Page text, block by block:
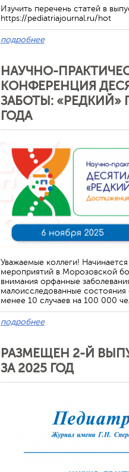
Изучить перечень статей в
https://pediatriajournal.ru/hot
подробнее
НАУЧНО-
КОНФЕРЕНЦИЯ
ЗАБОТЫ: «РЕДКИЙ»
ГОДА
Уважаемые коллеги!
мероприятий в Морозовской
внимания орфанные
малоисследованные
менее 10 случаев на 100 000
подробнее
РАЗМЕЩЕН 2-Й
ЗА 2025 ГОД
Отменить